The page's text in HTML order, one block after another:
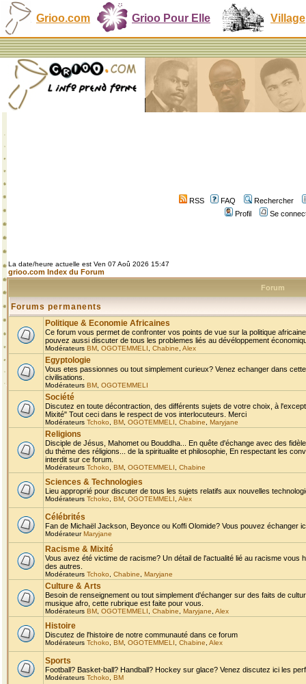
Grioo.com Grioo Pour Elle Village
RSS FAQ
Rechercher
Profil
Se
La date/heure actuelle est Ven 07 Aoû 2026 15:47
grioo.com Index du Forum
Forum
Forums permanents
Politique & Economie Africaines
Ce forum vous permet de confronter vos points de vue sur la politique
pouvez aussi discuter de tous les problemes liés au dévéloppement
Modérateurs BM OGOTEMMELI Chabine Alex
Egyptologie
Vous etes passionnes ou tout simplement curieux? Venez echanger dans
civilisations.
Modérateurs BM OGOTEMMELI
Société
Discutez en toute décontraction, des différents sujets de votre choix, à
Mixité" Tout ceci dans le respect de vos interlocuteurs. Merci
Modérateurs Tchoko BM OGOTEMMELI Chabine Maryjane
Religions
Disciple de Jésus, Mahomet ou Bouddha... En quête d'échange avec des
du thème des réligions... de la spiritualite et philosophie, En respectant les
interdit sur ce forum.
Modérateurs Tchoko BM OGOTEMMELI Chabine
Sciences & Technologies
Lieu approprié pour discuter de tous les sujets relatifs aux nouvelles
Modérateurs Tchoko BM OGOTEMMELI Alex
Célébrités
Fan de Michaël Jackson, Beyonce ou Koffi Olomide? Vous pouvez échanger
ModérateurMaryjane
Racisme & Mixité
Vous avez été victime de racisme? Un détail de l'actualité lié au racisme
des autres.
Modérateurs Tchoko Chabine Maryjane
Culture & Arts
Besoin de renseignement ou tout simplement d'échanger sur des faits de
musique afro, cette rubrique est faite pour vous.
Modérateurs BM OGOTEMMELI Chabine Maryjane Alex
Histoire
Discutez de l'histoire de notre communauté dans ce forum
Modérateurs Tchoko BM OGOTEMMELI Chabine Alex
Sports
Football? Basket-ball? Handball? Hockey sur glace? Venez discutez ici les
Modérateurs Tchoko BM